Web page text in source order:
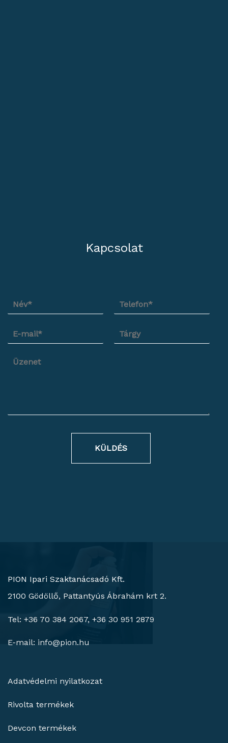
Kapcsolat
KÜLDÉS
PION Ipari Szaktanácsadó Kft.
2100 Gödöllő, Pattantyús Ábrahám krt 2.
Tel: +36 70 384 2067, +36 30 951 2879
E-mail: info@pion.hu
Adatvédelmi nyilatkozat
Rivolta termékek
Devcon termékek